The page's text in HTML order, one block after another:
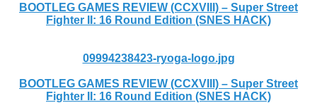
BOOTLEG GAMES REVIEW (CCXVIII) – Super Street
Fighter II: 16 Round Edition (SNES HACK)
09994238423-ryoga-logo.jpg
BOOTLEG GAMES REVIEW (CCXVIII) – Super Street
Fighter II: 16 Round Edition (SNES HACK)